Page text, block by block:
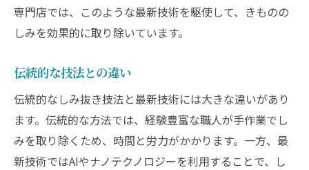
専門店では、このような最新技術を駆使して、きものの
しみを効果的に取り除いています。
伝統的な技法との違い
伝統的なしみ抜き技法と最新技術には大きな違いがあり
ます。伝統的な方法では、経験豊富な職人が手作業でし
みを取り除くため、時間と労力がかかります。一方、最
新技術ではAIやナノテクノロジーを利用することで、し